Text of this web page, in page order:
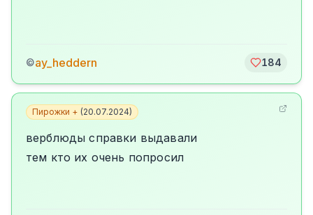
©ay_heddern 184
Пирожки + (20.07.2024)
верблюды справки выдавали
тем кто их очень попросил